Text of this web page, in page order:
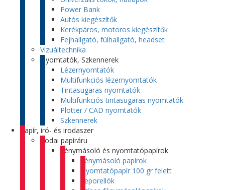
Power Bank
Autós kiegészítők
Kerékpáros, motoros kiegészítők
Fejhallgató, fülhallgató, headset
Vizuáltechnika
Nyomtatók, Szkennerek
Lézernyomtatók
Multifunkciós lézernyomtatók
Tintasugaras nyomtatók
Multifunkciós tintasugaras nyomtatók
Plotter / CAD nyomtatók
Szkennerek
Papír, író- és irodaszer
Irodai papíráru
Fénymásoló és nyomtatópapírok
Fénymásoló papírok
Nyomtatópapír 100 gr felett
Leporellók